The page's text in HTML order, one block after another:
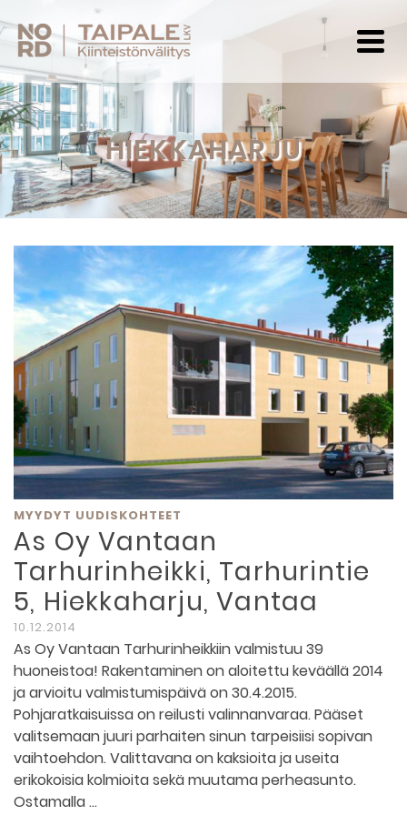
HIEKKAHARJU
MYYDYT UUDISKOHTEET
As Oy Vantaan
Tarhurinheikki, Tarhurintie
5, Hiekkaharju, Vantaa
10.12.2014
As Oy Vantaan Tarhurinheikkiin valmistuu 39
huoneistoa! Rakentaminen on aloitettu keväällä 2014
ja arvioitu valmistumispäivä on 30.4.2015.
Pohjaratkaisuissa on reilusti valinnanvaraa. Pääset
valitsemaan juuri parhaiten sinun tarpeisiisi sopivan
vaihtoehdon. Valittavana on kaksioita ja useita
erikokoisia kolmioita sekä muutama perheasunto.
Ostamalla …